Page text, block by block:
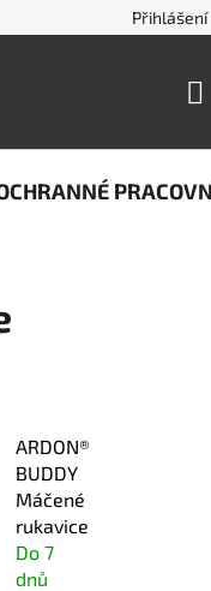
dotazy ze světa svařování
Přihlášení
ARDON®
BUDDY
Máčené
rukavice
Do 7
dnů